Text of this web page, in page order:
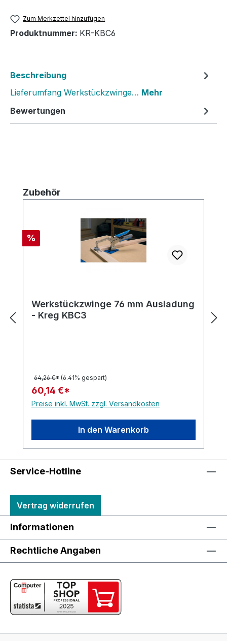
Zum Merkzettel hinzufügen
Produktnummer: KR-KBC6
Beschreibung
Lieferumfang Werkstückzwinge… Mehr
Bewertungen
Produktgalerie überspringen
Zubehör
Rabatt
%
Werkstückzwinge 76 mm Ausladung
- Kreg KBC3
64,26 €* (6.41% gespart)
60,14 €*
Preise inkl. MwSt. zzgl. Versandkosten
In den Warenkorb
Service-Hotline
Vertrag widerrufen
Informationen
Rechtliche Angaben